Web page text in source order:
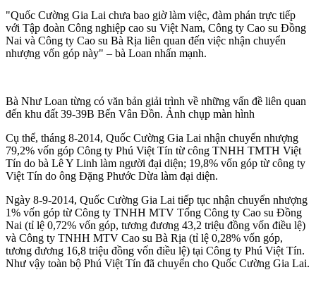
"Quốc Cường Gia Lai chưa bao giờ làm việc, đàm phán trực tiếp
với Tập đoàn Công nghiệp cao su Việt Nam, Công ty Cao su Đồng
Nai và Công ty Cao su Bà Rịa liên quan đến việc nhận chuyển
nhượng vốn góp này" – bà Loan nhấn mạnh.
Bà Như Loan từng có văn bản giải trình về những vấn đề liên quan
đến khu đất 39-39B Bến Vân Đồn. Ảnh chụp màn hình
Cụ thể, tháng 8-2014, Quốc Cường Gia Lai nhận chuyển nhượng
79,2% vốn góp Công ty Phú Việt Tín từ công TNHH TMTH Việt
Tín do bà Lê Y Linh làm người đại diện; 19,8% vốn góp từ công ty
Việt Tín do ông Đặng Phước Dừa làm đại diện.
Ngày 8-9-2014, Quốc Cường Gia Lai tiếp tục nhận chuyển nhượng
1% vốn góp từ Công ty TNHH MTV Tổng Công ty Cao su Đồng
Nai (tỉ lệ 0,72% vốn góp, tương đương 43,2 triệu đồng vốn điều lệ)
và Công ty TNHH MTV Cao su Bà Rịa (tỉ lệ 0,28% vốn góp,
tương đương 16,8 triệu đồng vốn điều lệ) tại Công ty Phú Việt Tín.
Như vậy toàn bộ Phú Việt Tín đã chuyển cho Quốc Cường Gia Lai.